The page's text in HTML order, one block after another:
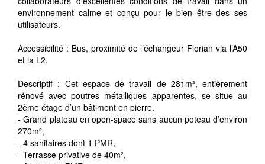
environnement calme et conçu pour le bien être des ses
utilisateurs.
Accessibilité : Bus, proximité de l’échangeur Florian via l’A50
et la L2.
Descriptif : Cet espace de travail de 281m², entièrement
rénové avec poutres métalliques apparentes, se situe au
2ème étage d’un bâtiment en pierre.
- Grand plateau en open-space sans aucun poteau d’environ
270m²,
- 4 sanitaires dont 1 PMR,
- Terrasse privative de 40m²,